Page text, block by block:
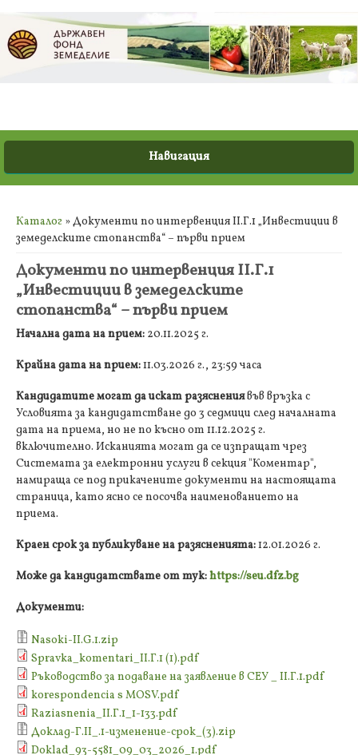
Вие сте тук
Каталог » Документи по интервенция ІІ.Г.1 „Инвестиции в
земеделските стопанства“ – първи прием
Документи по интервенция ІІ.Г.1
„Инвестиции в земеделските
стопанства“ – първи прием
Начална дата на прием: 20.11.2025 г.
Крайна дата на прием:11.03.2026 г., 23:59 часа
Кандидатите могат да искат разяснениявъв връзка с
Условията за кандидатстване до 3 седмици след началната
дата на приема, но не по късно от 11.12.2025 г.
включително. Исканията могат да се изпращат чрез
Системата за електронни услуги в секция "Коментар",
намираща се под прикачените документи на настоящата
страница, като ясно се посочва наименованието на
приема.
Краен срок за публикуване на разясненията:12.01.2026 г.
Може да кандидатствате от тук:https://seu.dfz.bg
Документи:
Nasoki-ІІ.G.1.zip
Spravka_komentari_II.Г.1 (1).pdf
Ръководство за подаване на заявление в СЕУ _ II.Г.1.pdf
korespondencia s MOSV.pdf
Raziasnenia_ІІ.Г.1_1-133.pdf
Доклад-Г.II_.1-изменение-срок_(3).zip
Doklad_93-5581_09_03_2026_1.pdf